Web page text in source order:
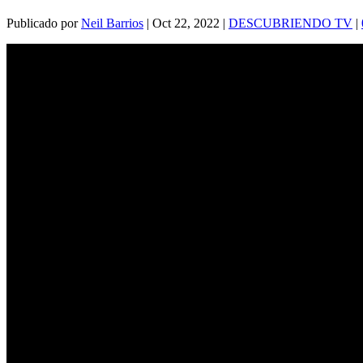
Publicado porNeil Barrios | Oct 22, 2022 | DESCUBRIENDO TV |